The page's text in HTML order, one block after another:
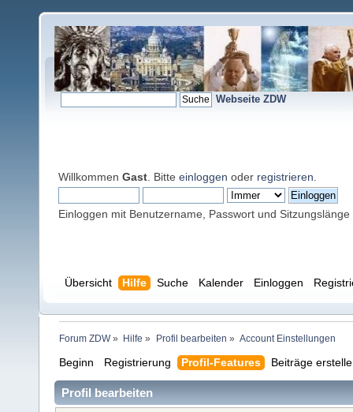
Webseite ZDW
Willkommen Gast . Bitte einloggen oder registrieren
Einloggen mit Benutzername, Passwort und Sitzungslänge
Übersicht Hilfe Suche Kalender Einloggen
Forum ZDW» Hilfe » Profil bearbeiten » Account Einstellungen
Beginn Registrierung Profil-Features Beiträge
Profil bearbeiten